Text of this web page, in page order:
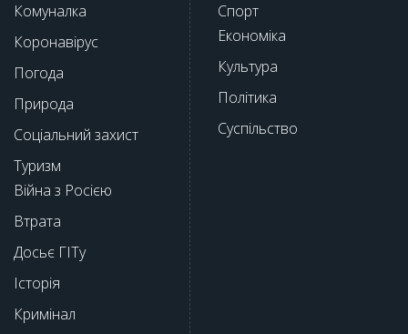
Комуналка
Коронавірус
Погода
Природа
Соціальний захист
Туризм
Війна з Росією
Втрата
Досьє ГІТу
Історія
Кримінал
Спорт
Економіка
Культура
Політика
Суспільство